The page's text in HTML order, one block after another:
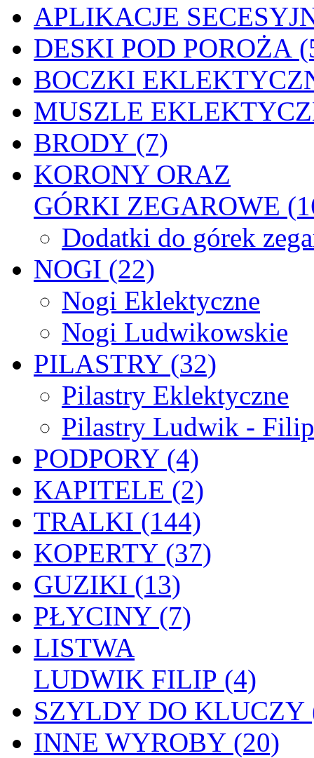
APLIKACJE
DESKI POD POROŻA
BOCZKI
MUSZLE
BRODY (7)
KORONY ORAZ
GÓRKI ZEGAROWE
Dodatki do górek
NOGI (22)
Nogi Eklektyczne
Nogi Ludwikowskie
PILASTRY (32)
Pilastry Eklektyczne
Pilastry Ludwik - Filip
PODPORY (4)
KAPITELE (2)
TRALKI (144)
KOPERTY (37)
GUZIKI (13)
PŁYCINY (7)
LISTWA
LUDWIK FILIP (4)
SZYLDY DO KLUCZY
INNE WYROBY (20)